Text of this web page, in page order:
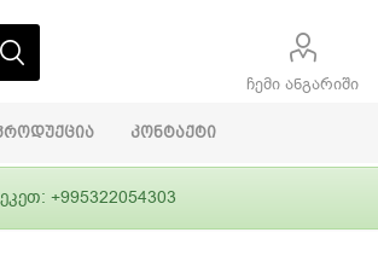
ჩემი ანგარიში
კონტაქტი
+995322054303